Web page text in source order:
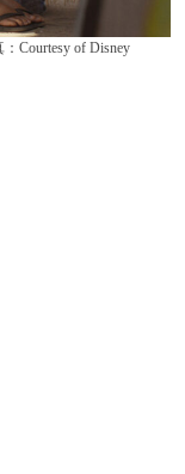
Courtesy of Disney